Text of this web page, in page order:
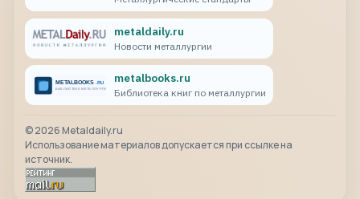
metaldaily.ru
Новости металлургии
metalbooks.ru
Библиотека книг по металлургии
©2026 Metaldaily.ru
Использование материалов допускается при ссылке на
источник.